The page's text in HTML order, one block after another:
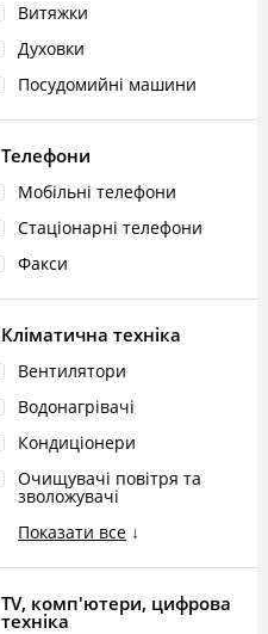
Витяжки
Духовки
Посудомийні машини
Телефони
Мобільні телефони
Стаціонарні телефони
Факси
Кліматична техніка
Вентилятори
Водонагрівачі
Кондиціонери
Очищувачі повітря та
зволожувачі
Показати все ↓
TV, комп'ютери, цифрова
техніка